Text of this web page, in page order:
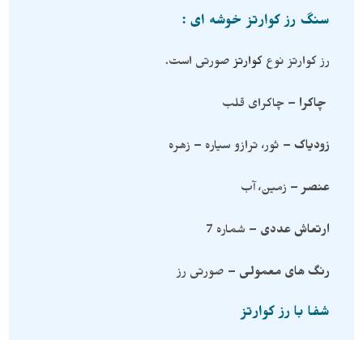
سنگ رز کوارتز خوشه ای :
رز کوارتز نوع کوارتز صورتی است.
چاکرا – چاکرای قلب
زودیاک – ثور، ترازو سیاره – زهره
عنصر – زمین، آب
ارتعاش عددی – شماره 7
رنگ های معمولی – صورتی رز
شفا با رز کوارتز